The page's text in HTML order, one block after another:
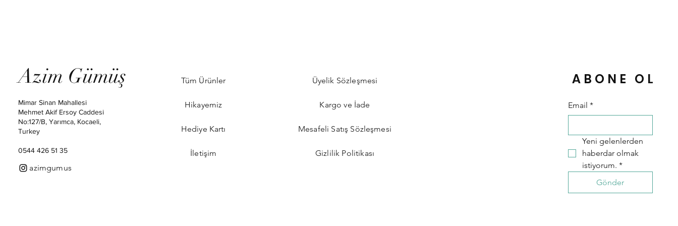
Azim Gümüş
Mimar Sinan Mahallesi
Mehmet Akif Ersoy Caddesi
No:127/B, Yarımca, Kocaeli,
Turkey
0544 426 51 35
azimgumus
Tüm Ürünler
Hikayemiz
Hediye Kartı
İletişim
Üyelik Sözleşmesi
Kargo ve İade
Mesafeli Satış Sözleşmesi
Gizlilik Politikası​
ABONE OL
Email *
Yeni gelenlerden
haberdar olmak
istiyorum. *
Gönder